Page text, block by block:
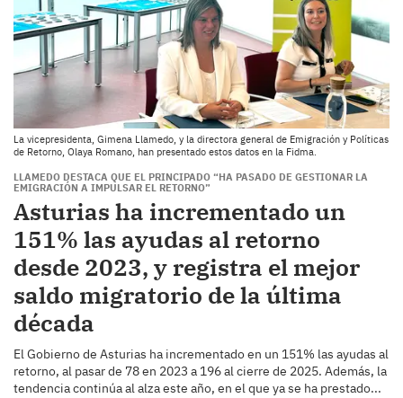
La vicepresidenta, Gimena Llamedo, y la directora general de Emigración y Políticas
de Retorno, Olaya Romano, han presentado estos datos en la Fidma.
LLAMEDO DESTACA QUE EL PRINCIPADO “HA PASADO DE GESTIONAR LA
EMIGRACIÓN A IMPULSAR EL RETORNO”
Asturias ha incrementado un
151% las ayudas al retorno
desde 2023, y registra el mejor
saldo migratorio de la última
década
El Gobierno de Asturias ha incrementado en un 151% las ayudas al
retorno, al pasar de 78 en 2023 a 196 al cierre de 2025. Además, la
tendencia continúa al alza este año, en el que ya se ha prestado...